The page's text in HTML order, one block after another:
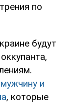
по
будут
и
, которые